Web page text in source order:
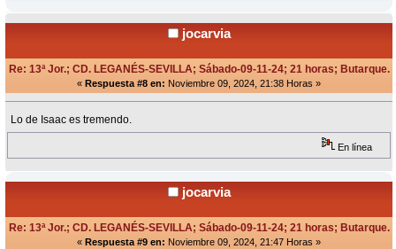
jocarvia
Re: 13ª Jor.; CD. LEGANÉS-SEVILLA; Sábado-09-11-24; 21 horas; Butarque.
« Respuesta #8 en: Noviembre 09, 2024, 21:38 Horas »
Lo de Isaac es tremendo.
En línea
jocarvia
Re: 13ª Jor.; CD. LEGANÉS-SEVILLA; Sábado-09-11-24; 21 horas; Butarque.
« Respuesta #9 en: Noviembre 09, 2024, 21:47 Horas »